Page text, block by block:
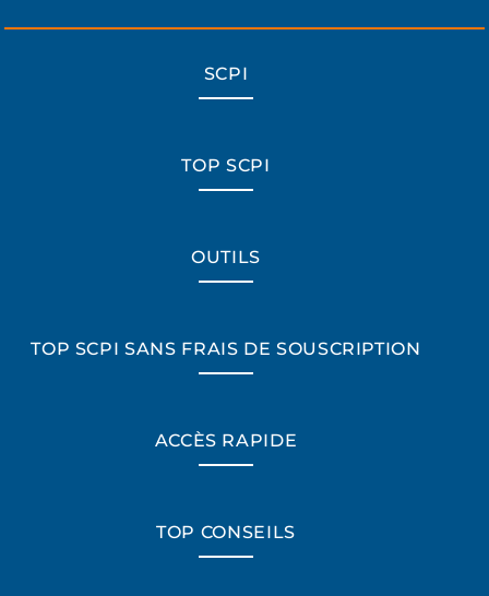
SCPI
TOP SCPI
OUTILS
TOP SCPI SANS FRAIS DE SOUSCRIPTION
ACCÈS RAPIDE
TOP CONSEILS